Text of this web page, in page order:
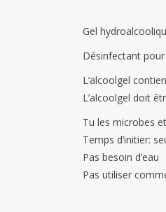
Gel
Désinfectant
L’alcoolgel
L’alcoolgel doit
Tu les microbes
Temps d’initier:
Pas besoin d’eau
Pas utiliser